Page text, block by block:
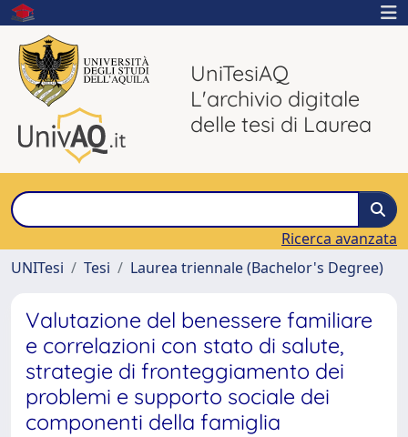
UniTesiAQ
L'archivio digitale
delle tesi di Laurea
Ricerca avanzata
UNITesi
Tesi Laurea triennale (Bachelor's Degree)
Valutazione del benessere familiare
e correlazioni con stato di salute,
strategie di fronteggiamento dei
problemi e supporto sociale dei
componenti della famiglia